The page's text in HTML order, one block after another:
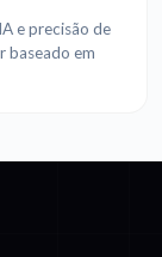
e precisão de
baseado em